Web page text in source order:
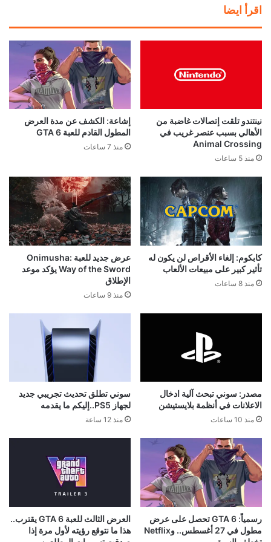
اقرأ ايضا
نينتندو تلقت إتصالات غاضبة من
الأهالي بسبب عنصر غريب في
Animal Crossing
منذ 5 ساعات
إشاعة: الكشف عن مدة العرض
المطول القادم للعبة GTA 6
منذ 7 ساعات
كابكوم: إلغاء الأقراص لن يكون له
تأثير كبير على مبيعات الألعاب
منذ 8 ساعات
عرض جديد للعبة Onimusha:
Way of the Sword يؤكد موعد
الإطلاق
منذ 9 ساعات
مصدر: سوني تبحث آلية ادخال
الاعلانات في أنظمة بلايستيشن
منذ 10 ساعات
سوني تطلق تحديث تجريبي جديد
لجهاز PS5..إليكم ما يقدمه
منذ 12 ساعة
رسمياً: GTA 6 تحصل على عرض
مطول في 27 أغسطس.. وNetflix
العرض الثالث للعبة GTA 6 يقترب..
هذا ما نتوقع رؤيته لأول مرة إذا